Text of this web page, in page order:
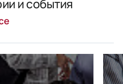
и события